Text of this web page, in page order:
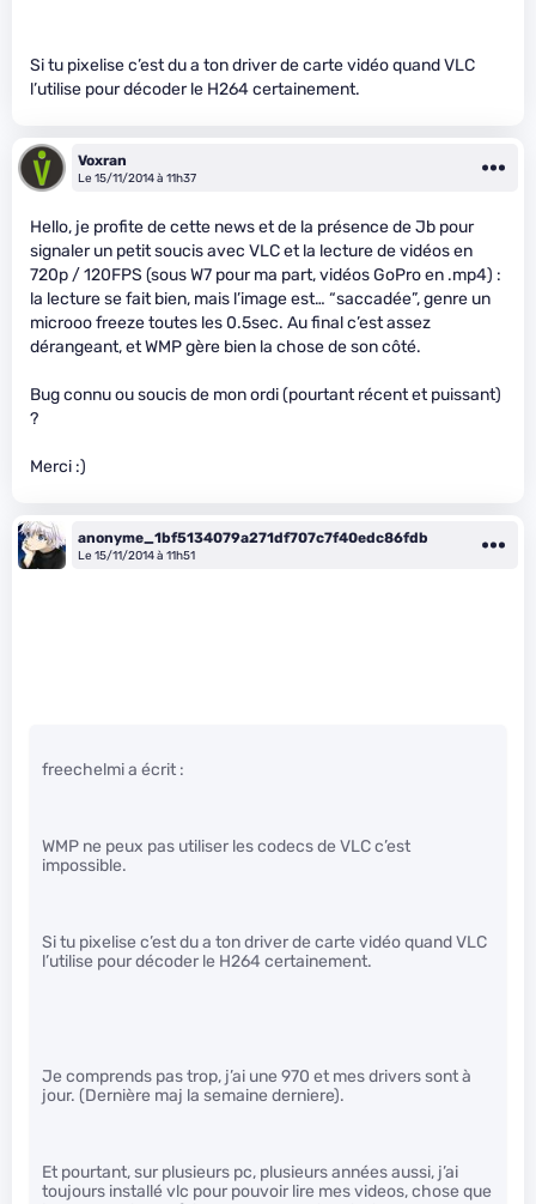
Si tu pixelise c’est du a ton driver de carte vidéo quand VLC
l’utilise pour décoder le H264 certainement.
Voxran
Le 15/11/2014 à 11h37
Hello, je profite de cette news et de la présence de Jb pour
signaler un petit soucis avec VLC et la lecture de vidéos en
720p / 120FPS (sous W7 pour ma part, vidéos GoPro en .mp4) :
la lecture se fait bien, mais l’image est… “saccadée”, genre un
microoo freeze toutes les 0.5sec. Au final c’est assez
dérangeant, et WMP gère bien la chose de son côté.
Bug connu ou soucis de mon ordi (pourtant récent et puissant)
?
Merci :)
anonyme_1bf5134079a271df707c7f40edc86fdb
Le 15/11/2014 à 11h51
freechelmi a écrit :
WMP ne peux pas utiliser les codecs de VLC c’est
impossible.
Si tu pixelise c’est du a ton driver de carte vidéo quand VLC
l’utilise pour décoder le H264 certainement.
Je comprends pas trop, j’ai une 970 et mes drivers sont à
jour. (Dernière maj la semaine derniere).
Et pourtant, sur plusieurs pc, plusieurs années aussi, j’ai
toujours installé vlc pour pouvoir lire mes videos, chose que